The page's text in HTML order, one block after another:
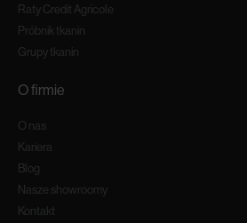
Raty Credit Agricole
Próbnik tkanin
Grupy tkanin
O firmie
O nas
Kariera
Blog
Nasze showroomy
Kontakt